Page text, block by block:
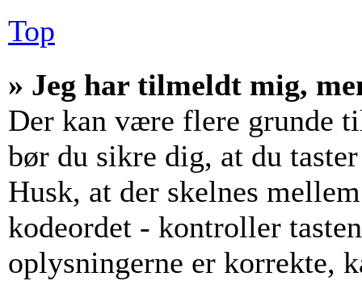
Top
» Jeg har tilmeldt mig,
Der kan være flere grunde
bør du sikre dig, at du
Husk, at der skelnes
kodeordet - kontroller
oplysningerne er korrekte,